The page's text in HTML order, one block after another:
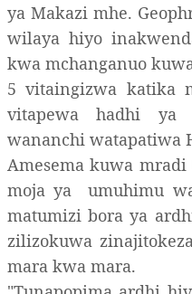
ya Makazi mhe.
wilaya hiyo
kwa mchanganuo
5 vitaingizwa katika
vitapewa hadhi
wananchi watapatiwa
Amesema kuwa
moja ya umuhimu
matumizi bora ya
zilizokuwa
mara kwa mara.